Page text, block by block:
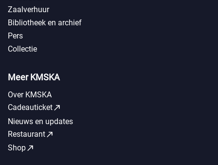
Zaalverhuur
Bibliotheek en archief
Pers
Collectie
Meer KMSKA
Over KMSKA
Cadeauticketcall_made
Nieuws en updates
Restaurantcall_made
Shopcall_made